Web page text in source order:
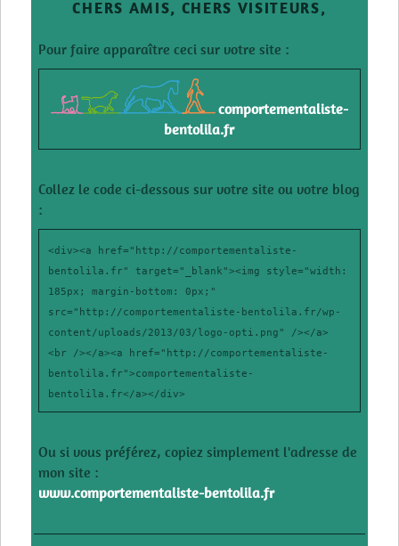
CHERS AMIS, CHERS VISITEURS,
Pour faire apparaître ceci sur votre site :
comportementaliste-
bentolila.fr
Collez le code ci-dessous sur votre site ou votre blog
:
<div><a href="http://comportementaliste-
bentolila.fr" target="_blank"><img style="width:
185px; margin-bottom: 0px;"
src="http://comportementaliste-bentolila.fr/wp-
content/uploads/2013/03/logo-opti.png" /></a>
<br /></a><a href="http://comportementaliste-
bentolila.fr">comportementaliste-
bentolila.fr</a></div>
Ou si vous préférez, copiez simplement l'adresse de
mon site :
www.comportementaliste-bentolila.fr